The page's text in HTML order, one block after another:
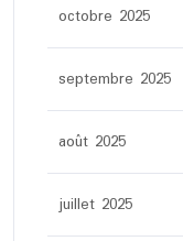
octobre 2025
septembre 2025
août 2025
juillet 2025